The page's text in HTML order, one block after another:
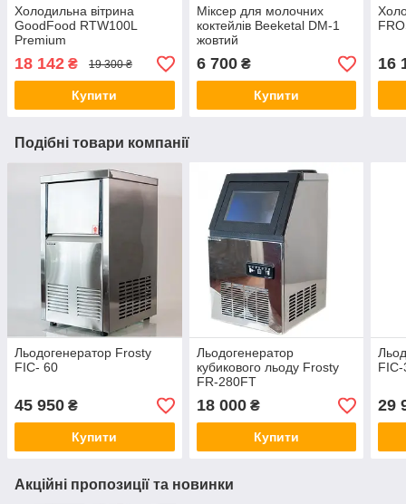
Холодильна вітрина
GoodFood RTW100L
Premium
18 142 ₴ 19 300 ₴
Купити
Міксер для молочних
коктейлів Beeketal DM-1
жовтий
6 700₴
Купити
16
Подібні товари компанії
Льодогенератор Frosty
FIC- 60
45 950 ₴
Купити
Льодогенератор
кубикового льоду Frosty
FR-280FT
18 000₴
Купити
29
Акційні пропозиції та новинки